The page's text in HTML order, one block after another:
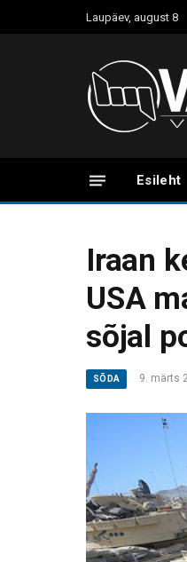
Laupäev, august 8
Esileht
Iraan
USA
sõjal
SÕDA 9. märts